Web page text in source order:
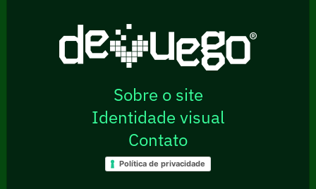
Sobre o site
Identidade visual
Contato
Política de privacidade